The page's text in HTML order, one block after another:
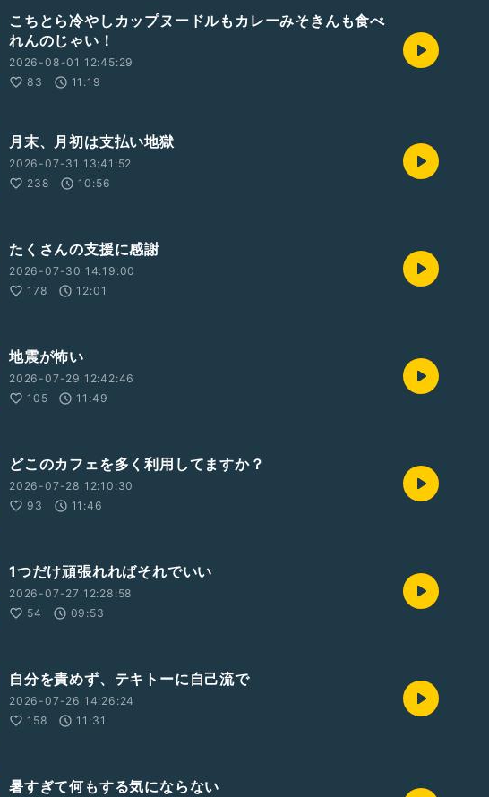
こちとら冷やしカップヌードルもカレーみそきんも食べ
れんのじゃい！
2026-08-01 12:45:29
83
11:19
月末、月初は支払い地獄
2026-07-31 13:41:52
238
10:56
たくさんの支援に感謝
2026-07-30 14:19:00
178
12:01
地震が怖い
2026-07-29 12:42:46
105
11:49
どこのカフェを多く利用してますか？
2026-07-28 12:10:30
93
11:46
1つだけ頑張れればそれでいい
2026-07-27 12:28:58
54
09:53
自分を責めず、テキトーに自己流で
2026-07-26 14:26:24
158
11:31
暑すぎて何もする気にならない